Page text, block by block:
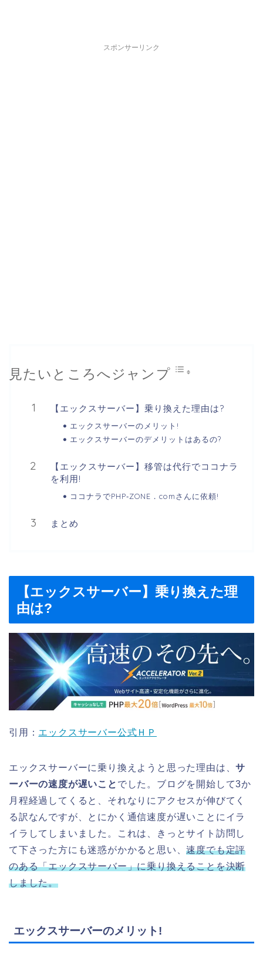
スポンサーリンク
見たいところへジャンプ
【エックスサーバー】乗り換えた理由は?
エックスサーバーのメリット!
エックスサーバーのデメリットはあるの?
【エックスサーバー】移管は代行でココナラ
を利用!
ココナラでPHP‐ZONE．comさんに依頼!
まとめ
【エックスサーバー】乗り換えた理
由は?
引用： エックスサーバー公式ＨＰ
エックスサーバーに乗り換えようと思った理由は、サ
ーバーの速度が遅いこと でした。ブログを開始して3か
月程経過してくると、それなりにアクセスが伸びてく
る訳なんですが、とにかく通信速度が遅いことにイラ
イラしてしまいました。これは、きっとサイト訪問し
て下さった方にも迷惑がかかると思い、速度でも定評
のある「エックスサーバー」に乗り換えることを決断
しました。
エックスサーバーのメリット!